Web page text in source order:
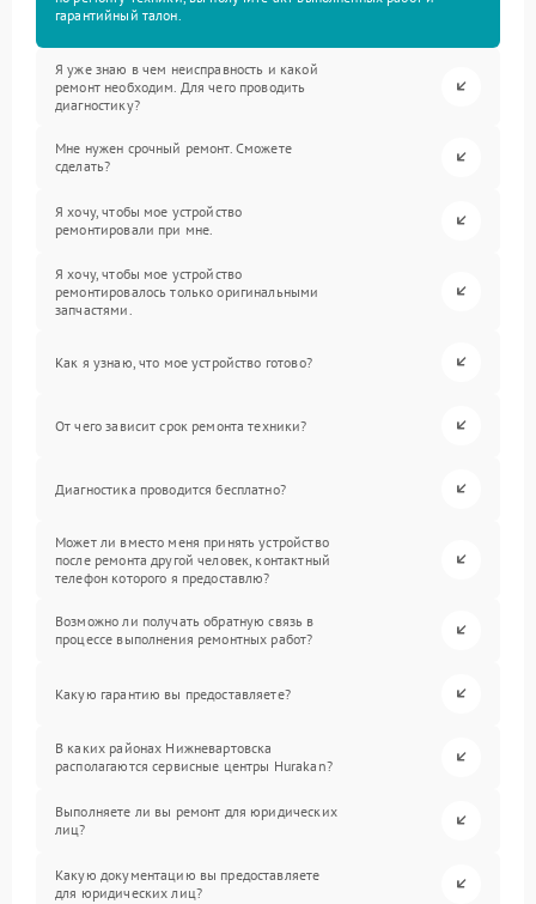
гарантийный талон.
Я уже знаю в чем неисправность и какой
ремонт необходим. Для чего проводить
диагностику?
Мне нужен срочный ремонт. Сможете
сделать?
Я хочу, чтобы мое устройство
ремонтировали при мне.
Я хочу, чтобы мое устройство
ремонтировалось только оригинальными
запчастями.
Как я узнаю, что мое устройство готово?
От чего зависит срок ремонта техники?
Диагностика проводится бесплатно?
Может ли вместо меня принять устройство
после ремонта другой человек, контактный
телефон которого я предоставлю?
Возможно ли получать обратную связь в
процессе выполнения ремонтных работ?
Какую гарантию вы предоставляете?
В каких районах Нижневартовска
располагаются сервисные центры Hurakan?
Выполняете ли вы ремонт для юридических
лиц?
Какую документацию вы предоставляете
для юридических лиц?